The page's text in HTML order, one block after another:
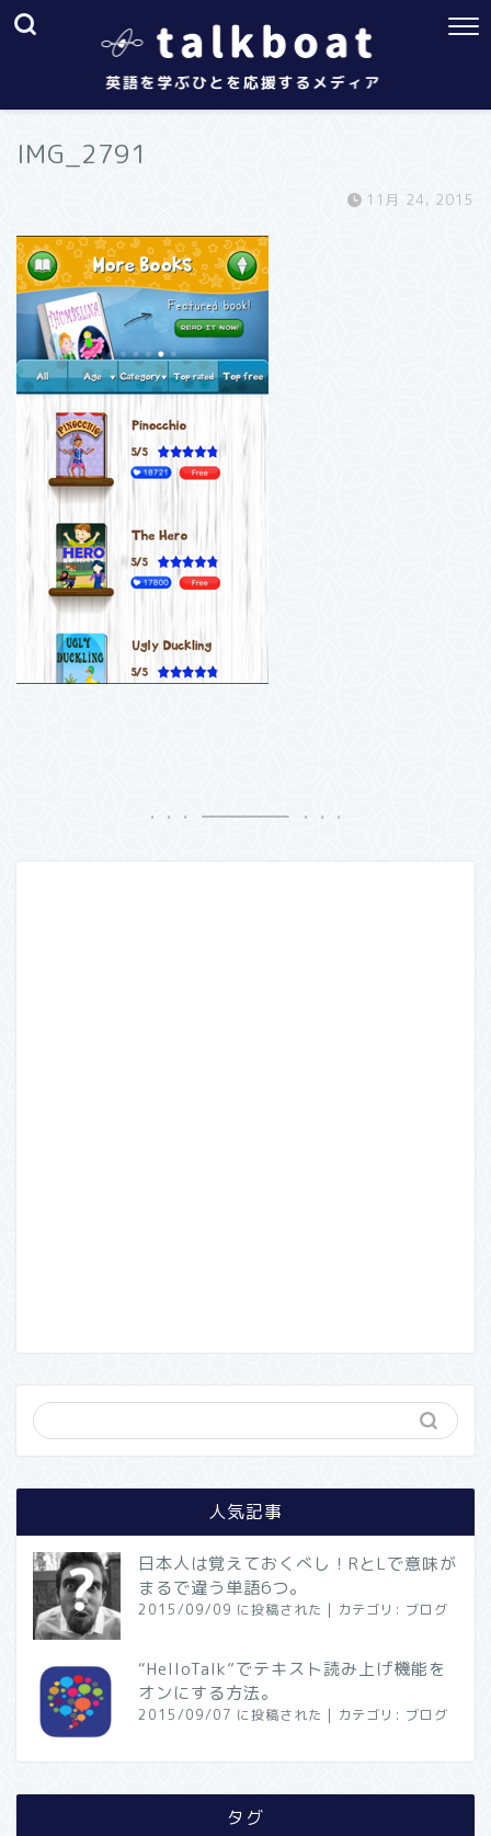
IMG_2791
11月 24, 2015
人気記事
日本人は覚えておくべし！RとLで意味が
まるで違う単語6つ。
2015/09/09 に投稿された | カテゴリ: ブログ
“HelloTalk”でテキスト読み上げ機能を
オンにする方法。
2015/09/07 に投稿された | カテゴリ: ブログ
タグ